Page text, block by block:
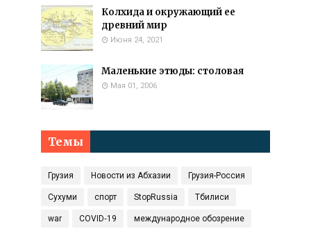
Колхида и окружающий ее
древний мир
Июня 24, 2021
Маленькие этюды: столовая
Мая 01, 2006
Темы
Грузия Новости из Абхазии Грузия-Россия
Сухуми спорт StopRussia Тбилиси
war COVID‑19 международное обозрение